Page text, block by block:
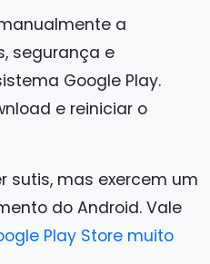
a
segurança e
Google Play.
e reiniciar o
sutis, mas exercem um
do Android. Vale
Play Store muito